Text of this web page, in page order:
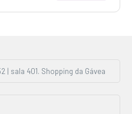
| sala 401. Shopping da Gávea